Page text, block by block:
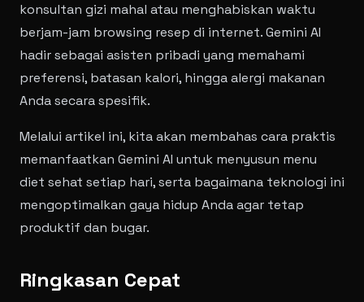
konsultan gizi mahal atau menghabiskan waktu
berjam-jam browsing resep di internet. Gemini AI
hadir sebagai asisten pribadi yang memahami
preferensi, batasan kalori, hingga alergi makanan
Anda secara spesifik.
Melalui artikel ini, kita akan membahas cara praktis
memanfaatkan Gemini AI untuk menyusun menu
diet sehat setiap hari, serta bagaimana teknologi ini
mengoptimalkan gaya hidup Anda agar tetap
produktif dan bugar.
Ringkasan Cepat